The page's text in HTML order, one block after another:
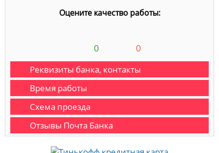
Оцените качество работы:
0 0
Реквизиты банка, контакты
Время работы
Схема проезда
Отзывы Почта Банка